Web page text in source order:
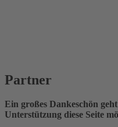
Partner
Ein großes Dankeschön
Unterstützung diese Seite